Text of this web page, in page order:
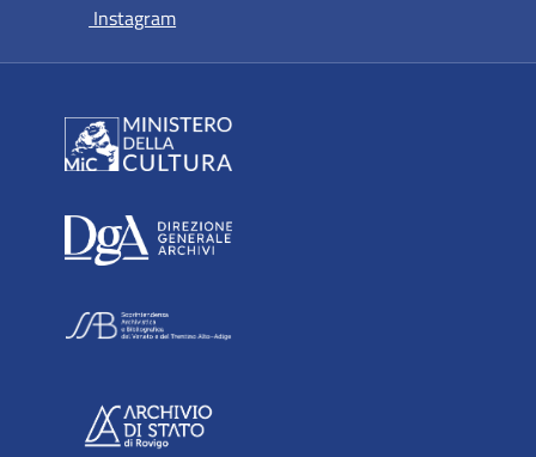
Instagramsi apre in una nuova scheda